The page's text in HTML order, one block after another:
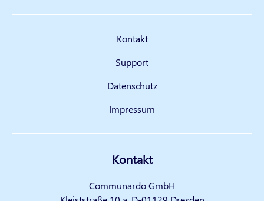
Kontakt
Support
Datenschutz
Impressum
Kontakt
Communardo GmbH